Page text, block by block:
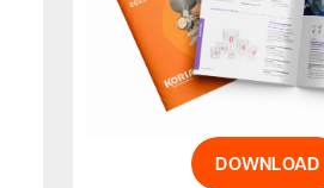
DOWNLOAD